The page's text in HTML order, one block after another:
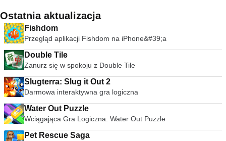
Ostatnia aktualizacja
Fishdom
Przegląd aplikacji Fishdom na iPhone&#39;a
Double Tile
Zanurz się w spokoju z Double Tile
Slugterra: Slug it Out 2
Darmowa interaktywna gra logiczna
Water Out Puzzle
Wciągająca Gra Logiczna: Water Out Puzzle
Pet Rescue Saga